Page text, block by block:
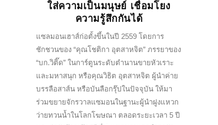
ใส่ความเป็นมนุษย์ เชื่อมโยง
ความรู้สึกกันได้
แซลมอนเฮาส์ก่อตั้งขึ้นในปี 2559 โดยการ
ชักชวนของ “คุณโชติกา อุตสาหจิต” ภรรยาของ
“บก.วิติ๊ด” ในการ์ตูนระดับตำนานขายหัวเราะ
และมหาสนุก หรือคุณวิธิต อุตสาหจิต ผู้นำค่าย
บรรลือสาส์น หรือบันลือกรุ๊ปในปัจจุบัน ให้มา
ร่วมขยายจักรวาลแซมอนในฐานะผู้นำฝูงแหวก
ว่ายทวนน้ำในโลกโฆษณา ตลอดระยะเวลา 5 ปี